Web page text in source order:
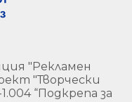
"Рекламен
"Творчески
“Подкрепа за